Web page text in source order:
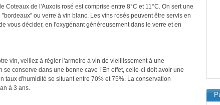
Coteaux de l'Auxois rosé est comprise entre 8°C et 11°C. On sert une
ou verre à vin blanc. Les vins rosés peuvent être servis en
vous décider, en l'oxygénant généreusement dans le verre et en
vin, veillez à règler l'armoire à vin de vieillissement à une
se conserve dans une bonne cave ! En effet, celle-ci doit avoir une
taux d'humidité se situant entre 70% et 75%. La conservation
à 3 ans.